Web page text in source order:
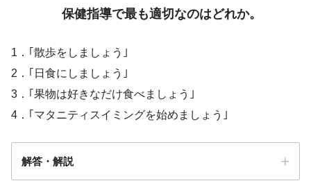
保健指導で最も適切なのはどれか。
1．｢散歩をしましょう｣
2．｢日食にしましょう｣
3．｢果物は好きなだけ食べましょう｣
4．｢マタニティスイミングを始めましょう｣
解答・解説